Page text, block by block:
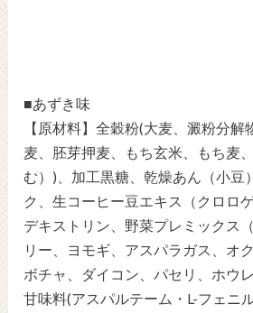
■あずき味
【原材料】全穀粉(大麦、澱粉分
麦、胚芽押麦、もち玄米、もち麦
む）)、加工黒糖、乾燥あん（小豆
ク、生コーヒー豆エキス（クロロ
デキストリン、野菜プレミックス
リー、ヨモギ、アスパラガス、オ
ボチャ、ダイコン、パセリ、ホウ
甘味料(アスパルテーム・L-フェニ